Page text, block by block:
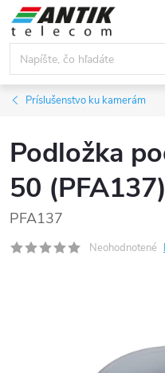
Prejsť
obsah
Príslušenstvo ku kamerám
Podložka
50 (PFA137)
PFA137
Neohodnotené